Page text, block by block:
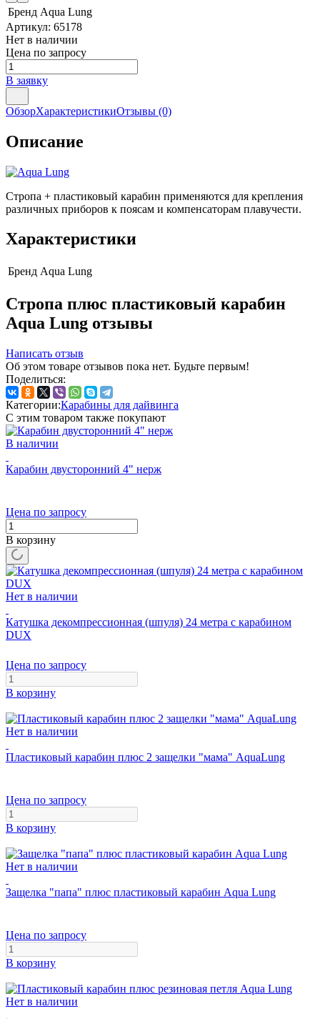
Бренд Aqua Lung
Артикул: 65178
Нет в наличии
Цена по запросу
В заявку
ОбзорХарактеристикиОтзывы (0)
Описание
Стропа + пластиковый карабин применяются для крепления
различных приборов к поясам и компенсаторам плавучести.
Характеристики
Бренд Aqua Lung
Стропа плюс пластиковый карабин
Aqua Lung отзывы
Написать отзыв
Об этом товаре отзывов пока нет. Будьте первым!
Поделиться:
Категории:Карабины для дайвинга
С этим товаром также покупают
В наличии
Карабин двусторонний 4" нерж
Цена по запросу
В корзину
Нет в наличии
Катушка декомпрессионная (шпуля) 24 метра с карабином
DUX
Цена по запросу
В корзину
Нет в наличии
Пластиковый карабин плюс 2 защелки "мама" AquaLung
Цена по запросу
В корзину
Нет в наличии
Защелка "папа" плюс пластиковый карабин Aqua Lung
Цена по запросу
В корзину
Нет в наличии